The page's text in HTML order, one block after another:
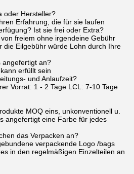
oder Hersteller?
Erfahrung, die für sie laufen
Ist sie frei oder Extra?
freiem ohne irgendeine Gebühr
die Eilgebühr würde Lohn durch Ihre
angefertigt an?
erfüllt sein
und Anlaufzeit?
Vorrat: 1 - 2 Tage LCL: 7-10 Tage
MOQ eins, unkonventionell u.
angefertigt eine Farbe für jedes
das Verpacken an?
verpackende Logo /bags
in den regelmäßigen Einzelteilen an